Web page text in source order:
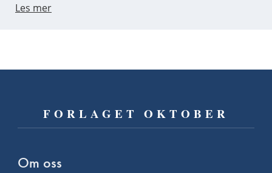
Les mer
FORLAGET OKTOBER
Om oss